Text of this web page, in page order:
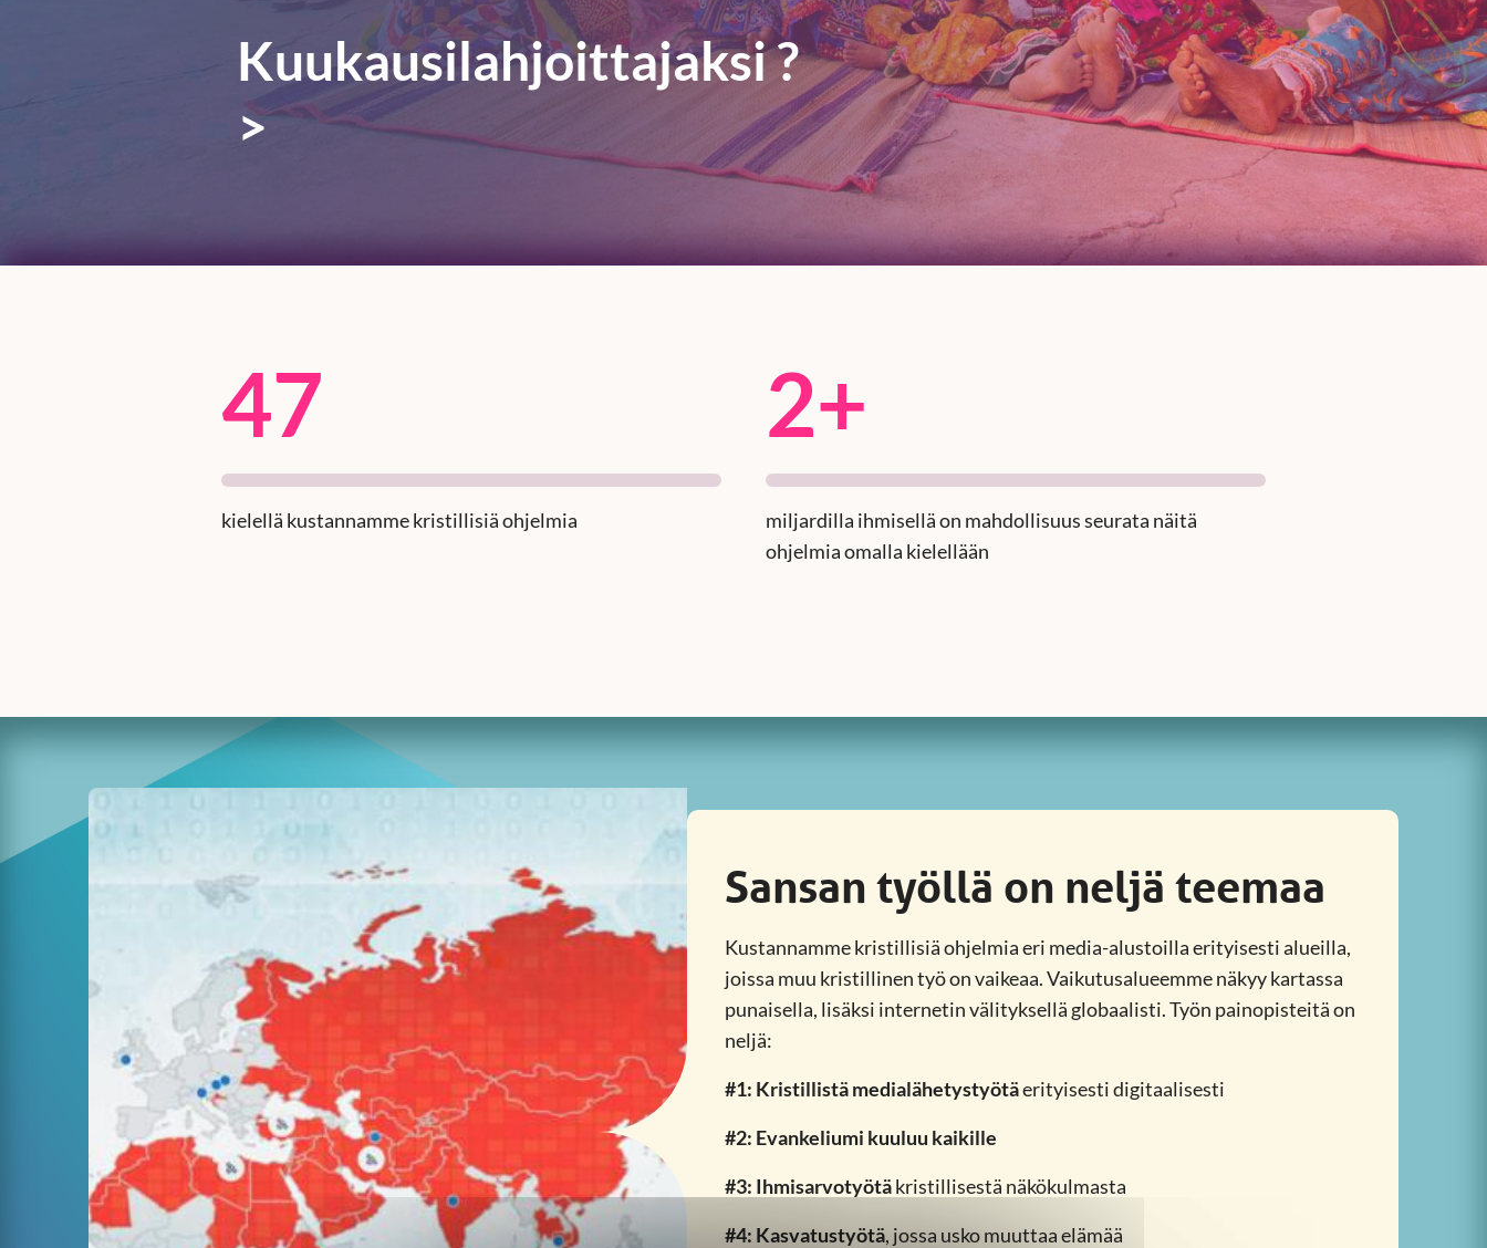
Kuukausilahjoittajaksi ?
>
47
kielellä kustannamme kristillisiä ohjelmia
2+
miljardilla ihmisellä on mahdollisuus seurata näitä
ohjelmia omalla kielellään
Sansan työllä on neljä teemaa
Kustannamme kristillisiä ohjelmia eri media-alustoilla erityisesti alueilla,
joissa muu kristillinen työ on vaikeaa. Vaikutusalueemme näkyy kartassa
punaisella, lisäksi internetin välityksellä globaalisti. Työn painopisteitä on
neljä:
#1: Kristillistä medialähetystyötäerityisesti digitaalisesti
#2: Evankeliumi kuuluu kaikille
#3: Ihmisarvotyötäkristillisestä näkökulmasta
#4: Kasvatustyötä, jossa usko muuttaa elämää